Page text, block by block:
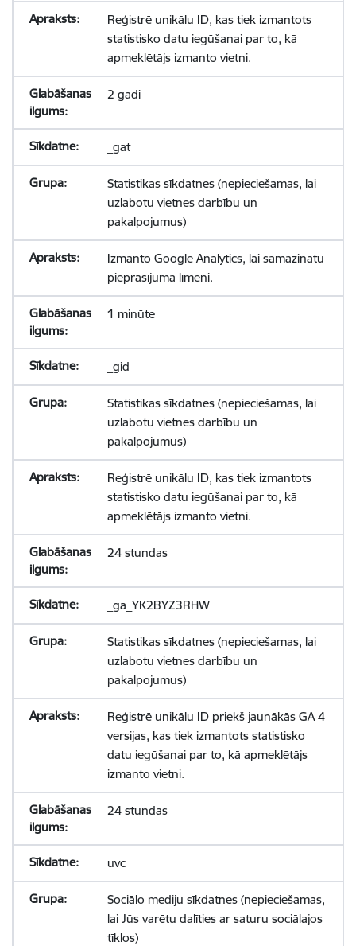
Reģistrē unikālu ID, kas tiek izmantots
statistisko datu iegūšanai par to, kā
apmeklētājs izmanto vietni.
2 gadi
_gat
Statistikas sīkdatnes (nepieciešamas, lai
uzlabotu vietnes darbību un
pakalpojumus)
Izmanto Google Analytics, lai samazinātu
pieprasījuma līmeni.
1 minūte
_gid
Statistikas sīkdatnes (nepieciešamas, lai
uzlabotu vietnes darbību un
pakalpojumus)
Reģistrē unikālu ID, kas tiek izmantots
statistisko datu iegūšanai par to, kā
apmeklētājs izmanto vietni.
24 stundas
_ga_YK2BYZ3RHW
Statistikas sīkdatnes (nepieciešamas, lai
uzlabotu vietnes darbību un
pakalpojumus)
Reģistrē unikālu ID priekš jaunākās GA 4
versijas, kas tiek izmantots statistisko
datu iegūšanai par to, kā apmeklētājs
izmanto vietni.
24 stundas
uvc
Sociālo mediju sīkdatnes (nepieciešamas,
lai Jūs varētu dalīties ar saturu sociālajos
tīklos)